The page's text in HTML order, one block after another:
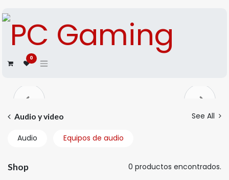
0
Audio y video See All
Audio Equipos de audio
Shop 0 productos encontrados.